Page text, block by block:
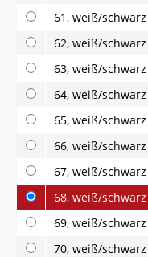
61, weiß/schwarz
62, weiß/schwarz
63, weiß/schwarz
64, weiß/schwarz
65, weiß/schwarz
66, weiß/schwarz
67, weiß/schwarz
68, weiß/schwarz
69, weiß/schwarz
70, weiß/schwarz